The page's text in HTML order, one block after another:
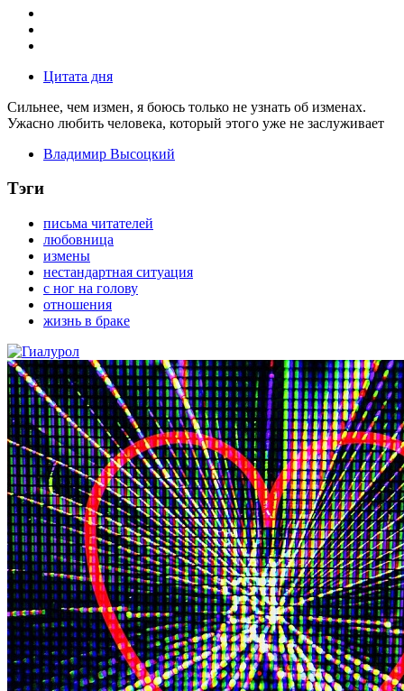
Цитата дня
Сильнее, чем измен, я боюсь только не узнать об изменах.
Ужасно любить человека, который этого уже не заслуживает
Владимир Высоцкий
Тэги
письма читателей
любовница
измены
нестандартная ситуация
с ног на голову
отношения
жизнь в браке